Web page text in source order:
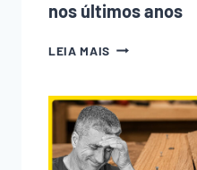
nos últimos anos
LEIA MAIS POR
TANTA
GENTE
ENTRANDO
NA
MARCENARIA?